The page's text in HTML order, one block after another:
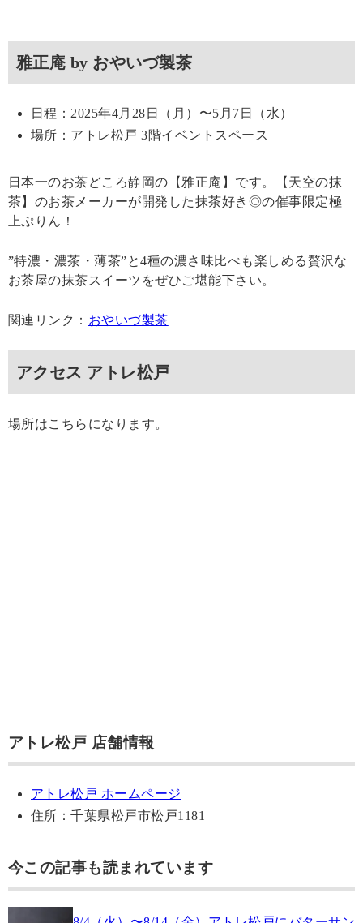
雅正庵 by おやいづ製茶
日程：2025年4月28日（月）〜5月7日（水）
場所：アトレ松戸 3階イベントスペース
日本一のお茶どころ静岡の【雅正庵】です。【天空の抹
茶】のお茶メーカーが開発した抹茶好き◎の催事限定極
上ぷりん！
”特濃・濃茶・薄茶”と4種の濃さ味比べも楽しめる贅沢な
お茶屋の抹茶スイーツをぜひご堪能下さい。
関連リンク： おやいづ製茶
アクセス アトレ松戸
場所はこちらになります。
アトレ松戸 店舗情報
アトレ松戸 ホームページ
住所：千葉県松戸市松戸1181
今この記事も読まれています